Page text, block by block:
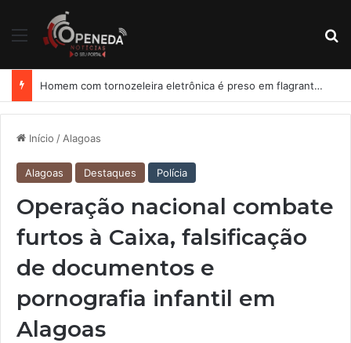
Menu
Homem com tornozeleira eletrônica é preso em flagrante por importunação sexual em condomínio de Arapiraca
Início / Alagoas
Alagoas Destaques Polícia
Operação nacional combate
furtos à Caixa, falsificação
de documentos e
pornografia infantil em
Alagoas